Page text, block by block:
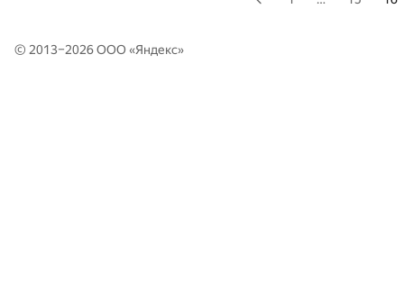
© 2013–2026 ООО «Яндекс»